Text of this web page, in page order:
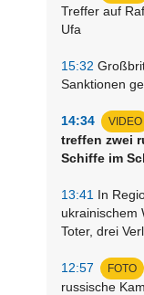
Treffer auf
Ufa
15:32
Sanktionen
14:34 VIDEO
treffen zwei
Schiffe im
13:41 In
ukrainischem
Toter, drei
12:57 FOTO
russische